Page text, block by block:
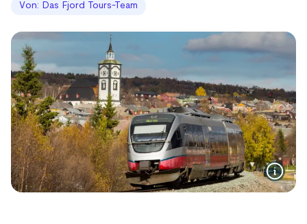
Von: Das Fjord Tours-Team